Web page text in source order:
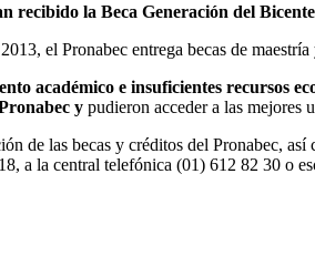
recibido la Beca Generación del
el Pronabec entrega becas de
académico e insuficientes recursos
y pudieron acceder a las mejores
de las becas y créditos del Pronabec,
a la central telefónica (01) 612 82 30 o